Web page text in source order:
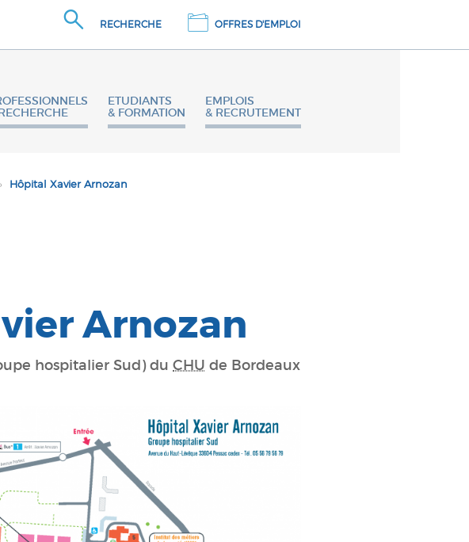
RECHERCHE OFFRES D'EMPLOI
ETUDIANTS
& FORMATION
EMPLOIS
& RECRUTEMENT
› Hôpital Xavier Arnozan
Arnozan
hospitalier Sud) du CHU de Bordeaux